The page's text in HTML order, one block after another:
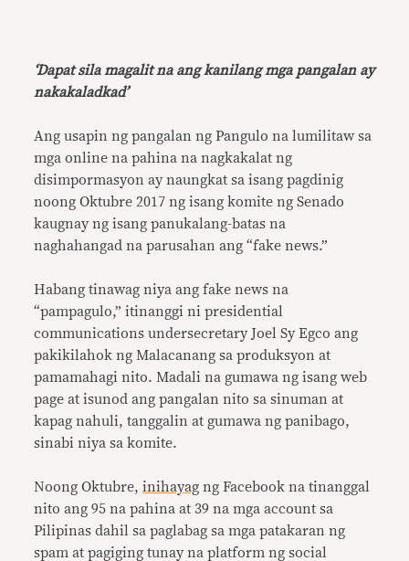
‘Dapat sila magalit na ang kanilang mga pangalan ay
nakakaladkad’
Ang usapin ng pangalan ng Pangulo na lumilitaw sa
mga online na pahina na nagkakalat ng
disimpormasyon ay naungkat sa isang pagdinig
noong Oktubre 2017 ng isang komite ng Senado
kaugnay ng isang panukalang-batas na
naghahangad na parusahan ang “fake news.”
Habang tinawag niya ang fake news na
“pampagulo,” itinanggi ni presidential
communications undersecretary Joel Sy Egco ang
pakikilahok ng Malacanang sa produksyon at
pamamahagi nito. Madali na gumawa ng isang web
page at isunod ang pangalan nito sa sinuman at
kapag nahuli, tanggalin at gumawa ng panibago,
sinabi niya sa komite.
Noong Oktubre,inihayag ng Facebook na tinanggal
nito ang 95 na pahina at 39 na mga account sa
Pilipinas dahil sa paglabag sa mga patakaran ng
spam at pagiging tunay na platform ng social